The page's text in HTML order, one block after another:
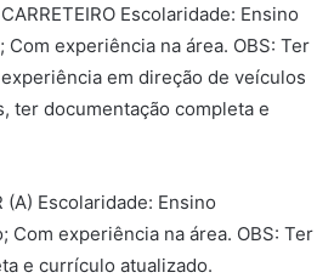
Escolaridade: Ensino
experiência na área. OBS: Ter
experiência em direção de veículos
ter documentação completa e
(A) Escolaridade: Ensino
Com experiência na área. OBS: Ter
e currículo atualizado.